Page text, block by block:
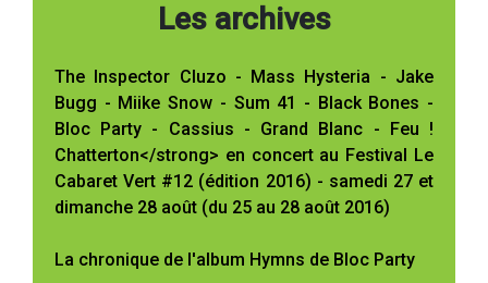
Les archives
The Inspector Cluzo - Mass Hysteria - Jake
Bugg - Miike Snow - Sum 41 - Black Bones -
Bloc Party - Cassius - Grand Blanc - Feu !
Chatterton</strong> en concert au Festival Le
Cabaret Vert #12 (édition 2016) - samedi 27 et
dimanche 28 août (du 25 au 28 août 2016)
La chronique de l'album Hymns de Bloc Party